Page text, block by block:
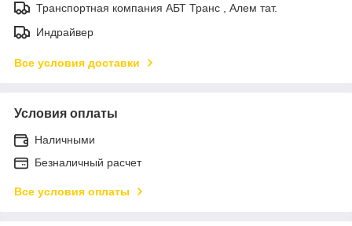
Транспортная компания АБТ Транс , Алем тат.
Индрайвер
Все условия доставки
Условия оплаты
Наличными
Безналичный расчет
Все условия оплаты